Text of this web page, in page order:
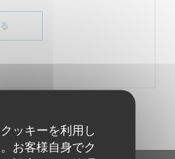
ッキーを利用し
お客様自身でク